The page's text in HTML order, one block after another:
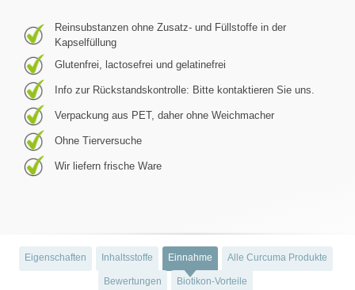
Reinsubstanzen ohne Zusatz- und Füllstoffe in der
Kapselfüllung
Glutenfrei, lactosefrei und gelatinefrei
Info zur Rückstandskontrolle: Bitte kontaktieren Sie uns.
Verpackung aus PET, daher ohne Weichmacher
Ohne Tierversuche
Wir liefern frische Ware
Eigenschaften Inhaltsstoffe Einnahme Alle Curcuma Produkte
Bewertungen Biotikon-Vorteile